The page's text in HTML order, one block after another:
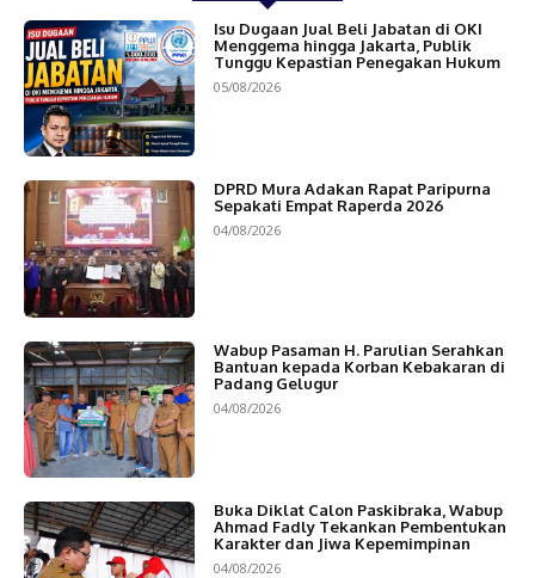
Isu Dugaan Jual Beli Jabatan di OKI
Menggema hingga Jakarta, Publik
Tunggu Kepastian Penegakan Hukum
05/08/2026
DPRD Mura Adakan Rapat Paripurna
Sepakati Empat Raperda 2026
04/08/2026
Wabup Pasaman H. Parulian Serahkan
Bantuan kepada Korban Kebakaran di
Padang Gelugur
04/08/2026
Buka Diklat Calon Paskibraka, Wabup
Ahmad Fadly Tekankan Pembentukan
Karakter dan Jiwa Kepemimpinan
04/08/2026